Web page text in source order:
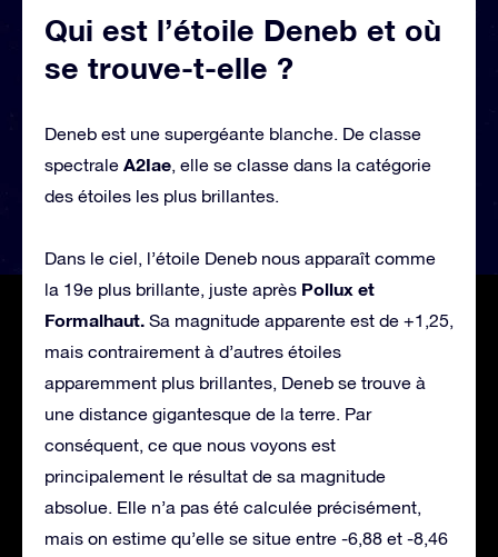
Qui est l’étoile Deneb et où
se trouve-t-elle ?
Deneb est une supergéante blanche. De classe
spectrale A2Iae, elle se classe dans la catégorie
des étoiles les plus brillantes.
Dans le ciel, l’étoile Deneb nous apparaît comme
la 19e plus brillante, juste après Pollux et
Formalhaut. Sa magnitude apparente est de +1,25,
mais contrairement à d’autres étoiles
apparemment plus brillantes, Deneb se trouve à
une distance gigantesque de la terre. Par
conséquent, ce que nous voyons est
principalement le résultat de sa magnitude
absolue. Elle n’a pas été calculée précisément,
mais on estime qu’elle se situe entre -6,88 et -8,46